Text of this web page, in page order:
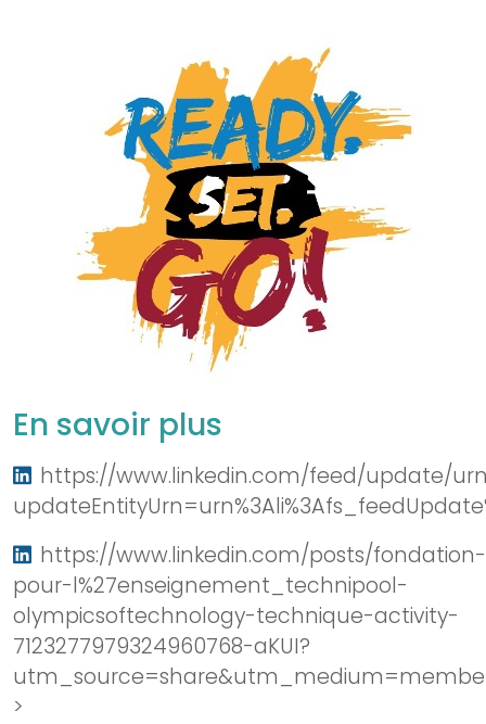
En savoir plus
https://www.linkedin.com/feed/update/
https://www.linkedin.com/posts/fondation-
pour-l%27enseignement_technipool-
olympicsoftechnology-technique-activity-
7123277979324960768-aKUI?
>